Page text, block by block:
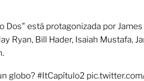
Dos" está protagonizada por James
Ryan, Bill Hader, Isaiah Mustafa,
globo? #ItCapítulo2